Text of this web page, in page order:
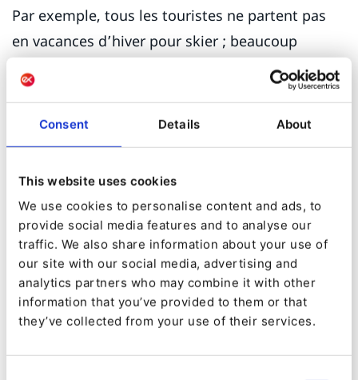
Consent Details About
This website uses cookies
We use cookies to personalise content and ads, to
provide social media features and to analyse our
traffic. We also share information about your use of
our site with our social media, advertising and
analytics partners who may combine it with other
information that you’ve provided to them or that
they’ve collected from your use of their services.
Par exemple, tous les touristes ne partent pas
en vacances d’hiver pour skier ; beaucoup
partent en vacances quelques jours dans un
institut de spa d’hiver, ou souhaitent faire une
combinaison des deux.
restaurants sont secondaires, mais pour
d’autres, la gastronomie ou un soin de
réflexologie après une journée sur les pistes est
un élément crucial de leurs vacances. Et bien
sûr, les voyageurs avec des enfants auront des
priorités très différentes des jeunes touristes ou